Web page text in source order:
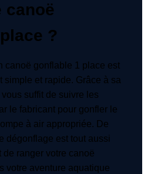
canoë
?
canoë gonflable 1 place est
simple et rapide. Grâce à sa
suffit de suivre les
le fabricant pour gonfler le
à air appropriée. De
dégonflage est tout aussi
ranger votre canoë
votre aventure aquatique